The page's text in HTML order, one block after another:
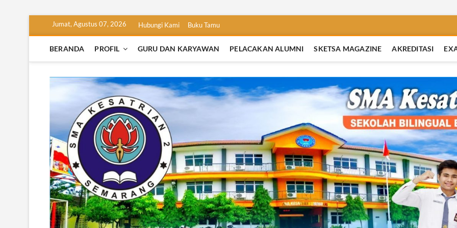
Jumat, Agustus 07, 2026 Hubungi Kami Buku Tamu
BERANDA PROFIL GURU DAN KARYAWAN PELACAKAN ALUMNI SKETSA MAGAZINE AKREDITASI